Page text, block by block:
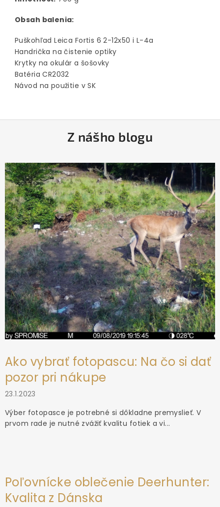
Obsah balenia:
Puškohľad Leica Fortis 6 2-12x50 i L-4a
Handrička na čistenie optiky
Krytky na okulár a šošovky
Batéria CR2032
Návod na použitie v SK
ä
e
Z nášho blogu
Ako vybrať fotopascu: Na čo si dať
pozor pri nákupe
23.1.2023
Výber fotopasce je potrebné si dôkladne premyslieť. V
prvom rade je nutné zvážiť kvalitu fotiek a vi...
Poľovnícke oblečenie Deerhunter:
Kvalita z Dánska